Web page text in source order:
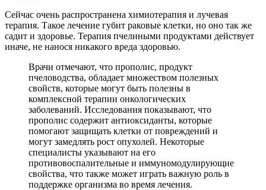
Сейчас очень распространена химиотерапия и лучевая
терапия. Такое лечение губит раковые клетки, но оно так же
садит и здоровье. Терапия пчелиными продуктами действует
иначе, не нанося никакого вреда здоровью.
Врачи отмечают, что прополис, продукт
пчеловодства, обладает множеством полезных
свойств, которые могут быть полезны в
комплексной терапии онкологических
заболеваний. Исследования показывают, что
прополис содержит антиоксиданты, которые
помогают защищать клетки от повреждений и
могут замедлять рост опухолей. Некоторые
специалисты указывают на его
противовоспалительные и иммуномодулирующие
свойства, что также может играть важную роль в
поддержке организма во время лечения.